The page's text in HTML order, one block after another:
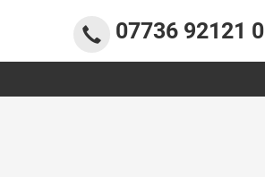
07736 92121 0